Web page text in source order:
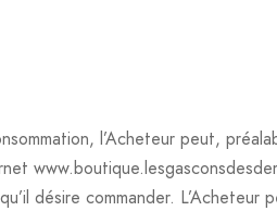
l’Acheteur peut,
désire commander. L’Acheteur